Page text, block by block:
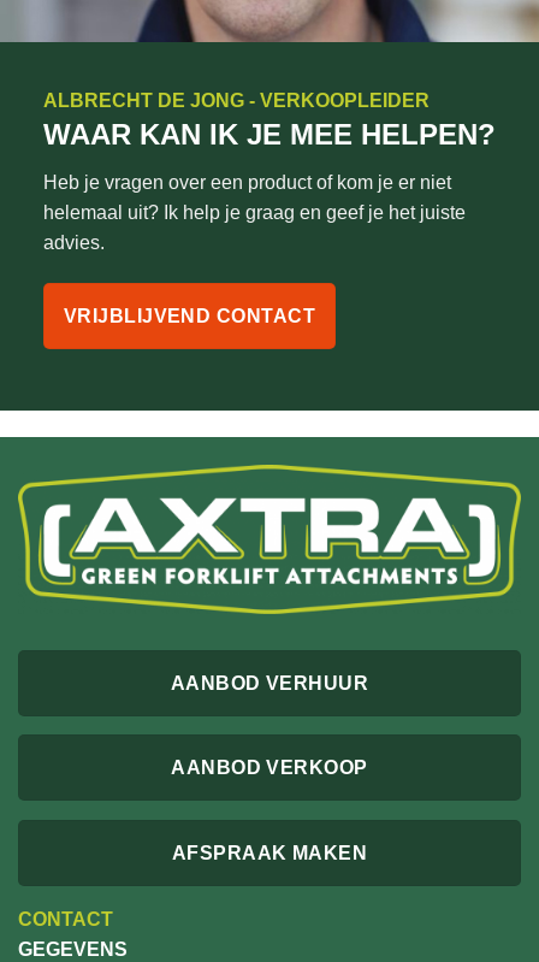
ALBRECHT DE JONG - VERKOOPLEIDER
WAAR KAN IK JE MEE HELPEN?
Heb je vragen over een product of kom je er niet
helemaal uit? Ik help je graag en geef je het juiste
advies.
VRIJBLIJVEND CONTACT
AANBOD VERHUUR
AANBOD VERKOOP
AFSPRAAK MAKEN
CONTACT
GEGEVENS